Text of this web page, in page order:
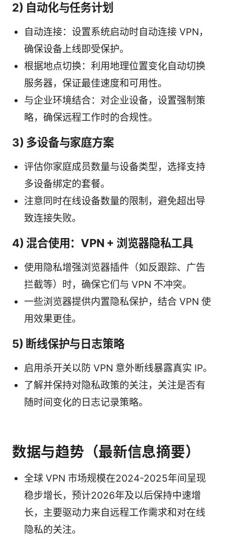
2) 自动化与任务计划
自动连接：设置系统启动时自动连接 VPN，
确保设备上线即受保护。
根据地点切换：利用地理位置变化自动切换
服务器，保证最佳速度和可用性。
与企业环境结合：对企业设备，设置强制策
略，确保远程工作时的合规性。
3) 多设备与家庭方案
评估你家庭成员数量与设备类型，选择支持
多设备绑定的套餐。
注意同时在线设备数量的限制，避免超出导
致连接失败。
4) 混合使用：VPN + 浏览器隐私工具
使用隐私增强浏览器插件（如反跟踪、广告
拦截等）时，确保它们与 VPN 不冲突。
一些浏览器提供内置隐私保护，结合 VPN 使
用效果更佳。
5) 断线保护与日志策略
启用杀开关以防 VPN 意外断线暴露真实 IP。
了解并保持对隐私政策的关注，关注是否有
随时间变化的日志记录策略。
数据与趋势（最新信息摘要）
全球 VPN 市场规模在2024-2025年间呈现
稳步增长，预计2026年及以后保持中速增
长，主要驱动力来自远程工作需求和对在线
隐私的关注。